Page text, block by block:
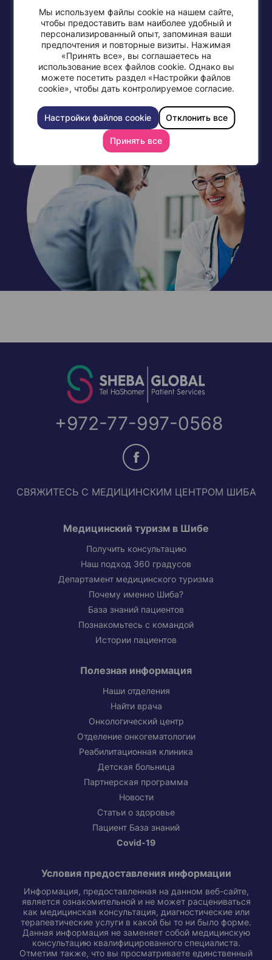
Мы используем файлы cookie на нашем сайте,
чтобы предоставить вам наиболее удобный и
персонализированный опыт, запоминая ваши
предпочтения и повторные визиты. Нажимая
«Принять все», вы соглашаетесь на
использование всех файлов cookie. Однако вы
можете посетить раздел «Настройки файлов
cookie», чтобы дать контролируемое согласие.
Настройки файлов cookie Отклонить все
Принять все
Новые пациенты
Нынешние, возвращающиеся
Направить пациента
+972-77-997-0568
СВЯЖИТЕСЬ С МЕДИЦИНСКИМ ЦЕНТРОМ ШИБА
Медицинский туризм в Шибе
Получить консультацию
Наш подход 360 градусов
Департамент медицинского туризма
Почему именно Шиба?
База знаний пациентов
Познакомьтесь с командой
Истории пациентов
Полезная информация
Наши отделения
Найти врача
Онкологический центр
Отделение онкогематологии
Реабилитационная клиника
Детская больница
Партнерская программа
Новости
Статьи о здоровье
Пациент База знаний
Covid-19
Условия предоставления информации
Информация, предоставленная на данном веб-сайте,
является ознакомительной и не может расцениваться
как медицинская консультация, диагностические или
терапевтические услуги в какой бы то ни было форме.
Данная информация не заменяет собой медицинскую
консультацию квалифицированного специалиста.
Отметим также, что вы просматриваете единственный